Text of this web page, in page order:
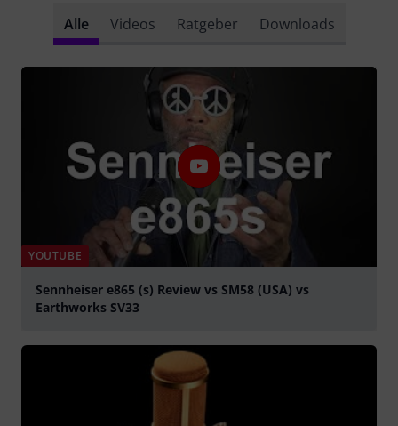
Alle Videos Ratgeber Downloads
YOUTUBE
Sennheiser e865 (s) Review vs SM58 (USA) vs
Earthworks SV33